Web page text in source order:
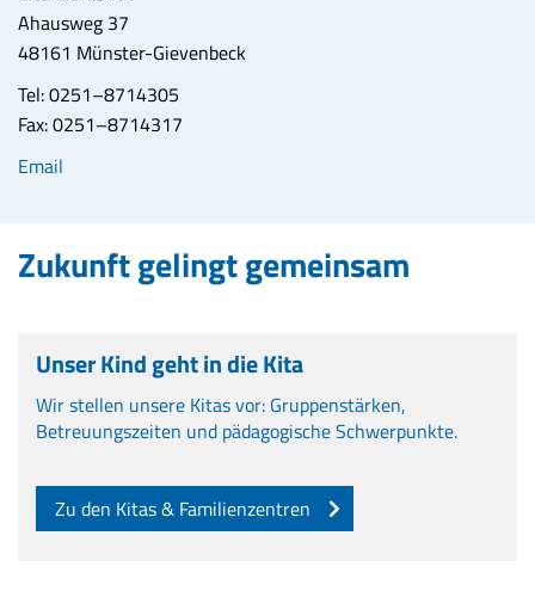
Ahausweg 37
48161 Münster-Gievenbeck
Tel: 0251–8714305
Fax: 0251–8714317
Email
Zukunft gelingt gemeinsam
Unser Kind geht in die Kita
Wir stellen unsere Kitas vor: Gruppenstärken,
Betreuungszeiten und pädagogische Schwerpunkte.
Zu den Kitas & Familienzentren